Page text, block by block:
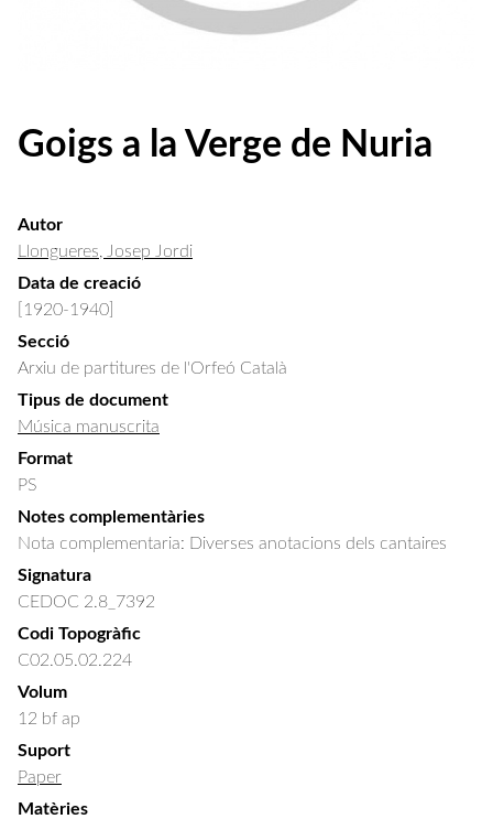
Goigs a la Verge de Nuria
Autor
Llongueres, Josep Jordi
Data de creació
[1920-1940]
Secció
Arxiu de partitures de l'Orfeó Català
Tipus de document
Música manuscrita
Format
PS
Notes complementàries
Nota complementaria: Diverses anotacions dels cantaires
Signatura
CEDOC 2.8_7392
Codi Topogràfic
C02.05.02.224
Volum
12 bf ap
Suport
Paper
Matèries